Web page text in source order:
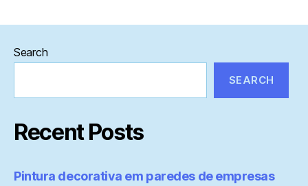
Search
SEARCH
Recent Posts
Pintura decorativa em paredes de empresas